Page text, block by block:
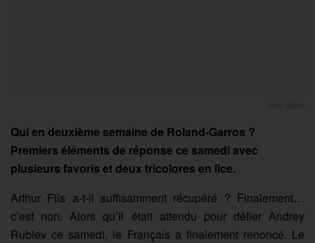
Qui en deuxième semaine de Roland-Garros ?
Premiers éléments de réponse ce samedi avec
plusieurs favoris et deux tricolores en lice.
Arthur Fils a-t-il suffisamment récupéré ? Finalement…
c’est non. Alors qu’il était attendu pour défier Andrey
Rublev ce samedi, le Français a finalement renoncé. Le